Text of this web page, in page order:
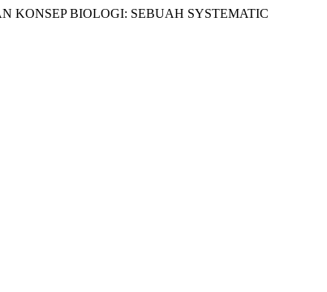
BIOLOGI: SEBUAH SYSTEMATIC